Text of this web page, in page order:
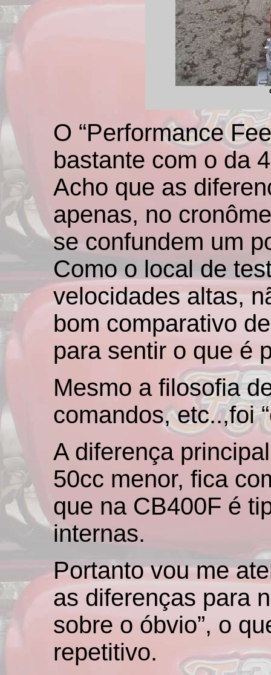
O “Performance
bastante com o da
Acho que as
apenas, no
se confundem um
Como o local de
velocidades altas,
bom comparativo
para sentir o que é
Mesmo a filosofia
comandos, etc..,foi
A diferença
50cc menor, fica
que na CB400F é
internas.
Portanto vou me
as diferenças para
sobre o óbvio”, o
repetitivo.